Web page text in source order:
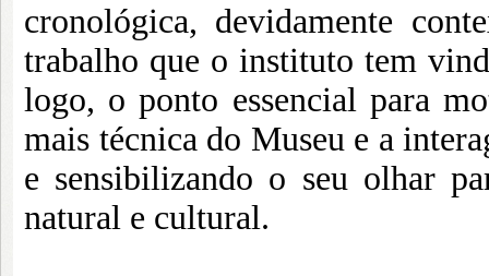
cronológica, devidamente
trabalho que o instituto tem
logo, o ponto essencial para
mais técnica do Museu e a
e sensibilizando o seu olhar
natural e cultural.